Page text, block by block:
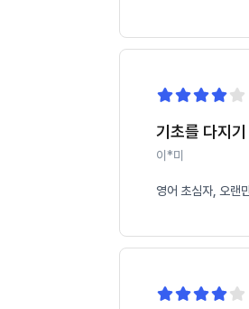
기초를 다지
이*미
영어 초심자, 오랜